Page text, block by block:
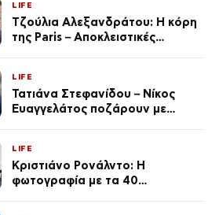
LIFE
Τζούλια Αλεξανδράτου: Η κόρη
της Paris – Αποκλειστικές
LIFE
Τατιάνα Στεφανίδου – Νίκος
Ευαγγελάτος ποζάρουν με
LIFE
Κριστιάνο Ρονάλντο: Η
φωτογραφία με τα 40